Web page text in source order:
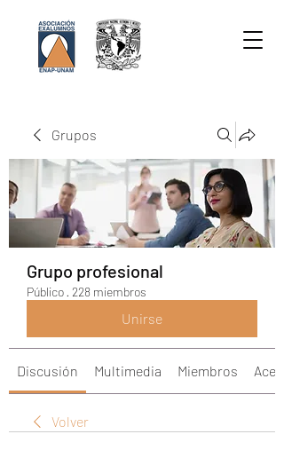
Grupos
Grupo profesional
Público · 228 miembros
Unirse
Discusión Multimedia Miembros
Volver